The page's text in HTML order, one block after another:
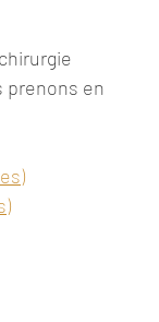
prenons en